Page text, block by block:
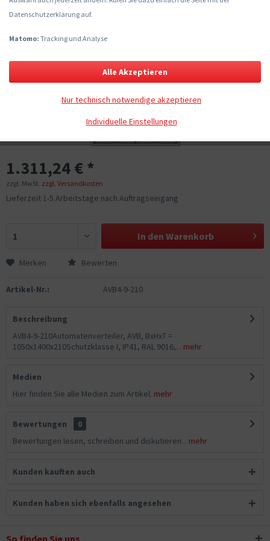
1.311,24 € *
zzgl. MwSt. zzgl. Versandkosten
Lieferzeit 1-5 Arbeitstage nach Auftragseingang
In den Warenkorb
Merken Bewerten
Artikel-Nr.: AVB4-9-210
Beschreibung
AVB4-9-210Automatenverteiler, AVB, BxHxT =
1050x1400x210Schutzklasse I, IP41, RAL 9016,... mehr
Medien
Hier finden Sie alle Medien zum Artikel. mehr
Bewertungen
0
Bewertungen lesen, schreiben und diskutieren... mehr
Kunden kauften auch
Kunden haben sich ebenfalls angesehen
Datenschutzerklärung auf.
Matomo: Tracking und Analyse
Individuelle Einstellungen
Nur technisch notwendige akzeptieren
Alle Akzeptieren